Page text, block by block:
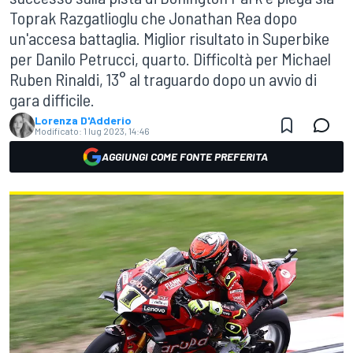
Toprak Razgatlioglu che Jonathan Rea dopo
un'accesa battaglia. Miglior risultato in Superbike
per Danilo Petrucci, quarto. Difficoltà per Michael
Ruben Rinaldi, 13° al traguardo dopo un avvio di
gara difficile.
Lorenza D'Adderio
Modificato: 1 lug 2023, 14:46
AGGIUNGI COME FONTE PREFERITA